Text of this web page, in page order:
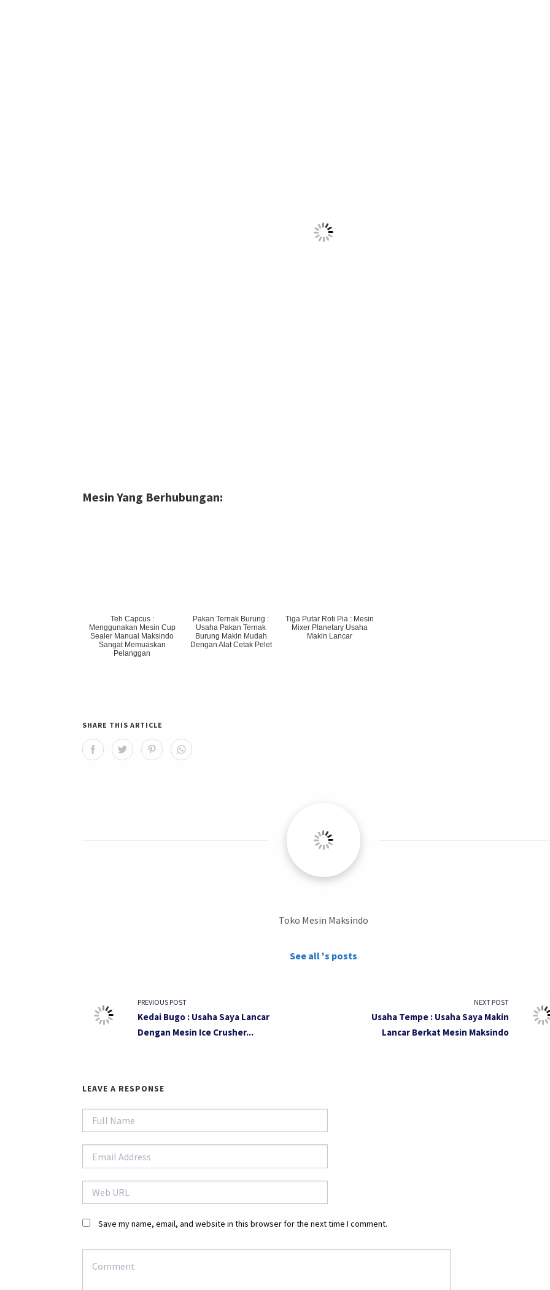
Mesin Yang Berhubungan:
Teh Capcus :
Menggunakan Mesin Cup
Sealer Manual Maksindo
Sangat Memuaskan
Pelanggan
Pakan Ternak Burung :
Usaha Pakan Ternak
Burung Makin Mudah
Dengan Alat Cetak Pelet
Tiga Putar Roti Pia : Mesin
Mixer Planetary Usaha
Makin Lancar
SHARE THIS ARTICLE
Toko Mesin Maksindo
See all 's posts
PREVIOUS POST
Kedai Bugo : Usaha Saya Lancar
Dengan Mesin Ice Crusher...
NEXT POST
Usaha Tempe : Usaha Saya Makin
Lancar Berkat Mesin Maksindo
LEAVE A RESPONSE
Save my name, email, and website in this browser for the next time I comment.